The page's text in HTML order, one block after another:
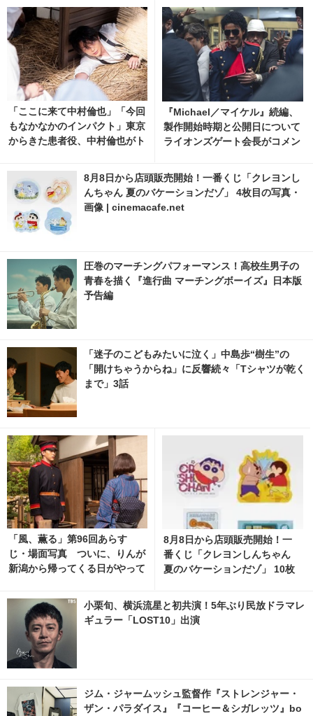
「ここに来て中村倫也」「今回
もなかなかのインパクト」東京
からきた患者役、中村倫也がト
『Michael／マイケル』続編、
製作開始時期と公開日について
ライオンズゲート会長がコメン
8月8日から店頭販売開始！一番くじ「クレヨンし
んちゃん 夏のバケーションだゾ」 4枚目の写真・
画像 | cinemacafe.net
圧巻のマーチングパフォーマンス！高校生男子の
青春を描く『進行曲 マーチングボーイズ』日本版
予告編
「迷子のこどもみたいに泣く」中島歩“樹生”の
「開けちゃうからね」に反響続々「Tシャツが乾く
まで」3話
「風、薫る」第96回あらす
じ・場面写真 ついに、りんが
新潟から帰ってくる日がやって
真・画像 | cinemacafe.net
8月8日から店頭販売開始！一
番くじ「クレヨンしんちゃん
夏のバケーションだゾ」 10枚
net
小栗旬、横浜流星と初共演！5年ぶり民放ドラマレ
ギュラー「LOST10」出演
ジム・ジャームッシュ監督作『ストレンジャー・
ザン・パラダイス』『コーヒー＆シガレッツ』bo